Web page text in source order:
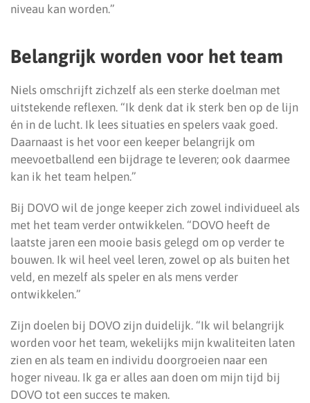
niveau kan worden.”
Belangrijk worden voor het team
Niels omschrijft zichzelf als een sterke doelman met
uitstekende reflexen. “Ik denk dat ik sterk ben op de lijn
én in de lucht. Ik lees situaties en spelers vaak goed.
Daarnaast is het voor een keeper belangrijk om
meevoetballend een bijdrage te leveren; ook daarmee
kan ik het team helpen.”
Bij DOVO wil de jonge keeper zich zowel individueel als
met het team verder ontwikkelen. “DOVO heeft de
laatste jaren een mooie basis gelegd om op verder te
bouwen. Ik wil heel veel leren, zowel op als buiten het
veld, en mezelf als speler en als mens verder
ontwikkelen.”
Zijn doelen bij DOVO zijn duidelijk. “Ik wil belangrijk
worden voor het team, wekelijks mijn kwaliteiten laten
zien en als team en individu doorgroeien naar een
hoger niveau. Ik ga er alles aan doen om mijn tijd bij
DOVO tot een succes te maken.